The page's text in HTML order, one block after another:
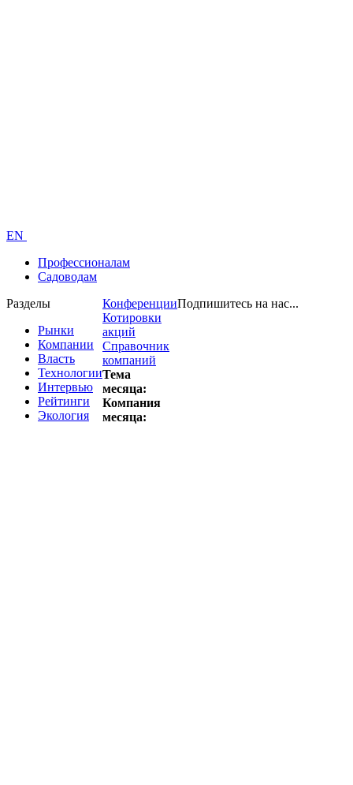
EN
Профессионалам
Садоводам
Разделы
Рынки
Компании
Власть
Технологии
Интервью
Рейтинги
Экология
Конференции
Котировки
акций
Справочник
компаний
Тема
месяца:
Компания
месяца:
Подпишитесь на нас...